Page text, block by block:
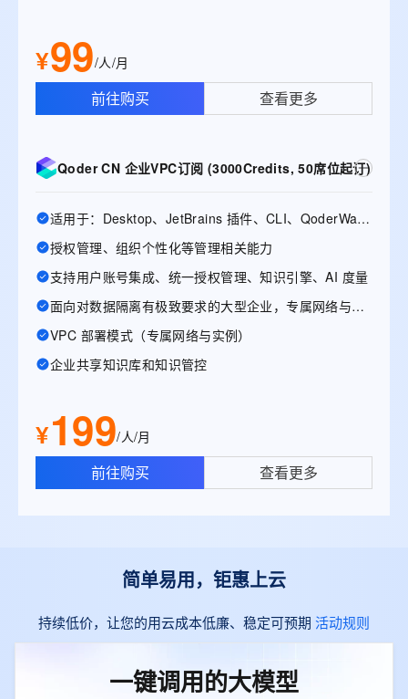
¥99/人/月
前往购买 查看更多
Qoder CN 企业VPC订阅 (3000Credits, 50席位起订)
适用于：Desktop、JetBrains 插件、CLI、QoderWake、Mobile
授权管理、组织个性化等管理相关能力
支持用户账号集成、统一授权管理、知识引擎、AI 度量
面向对数据隔离有极致要求的大型企业，专属网络与实例
VPC 部署模式（专属网络与实例）
企业共享知识库和知识管控
¥199/人/月
前往购买 查看更多
简单易用，钜惠上云
持续低价，让您的用云成本低廉、稳定可预期 活动规则
一键调用的大模型